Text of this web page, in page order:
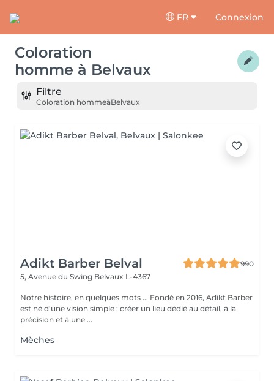
FR Connexion
Coloration
homme à Belvaux
Filtre
Coloration hommeàBelvaux
Adikt Barber Belval
990
5, Avenue du Swing Belvaux L-4367
Notre histoire, en quelques mots ... Fondé en 2016, Adikt Barber
est né d'une vision simple : créer un lieu dédié au détail, à la
précision et à une ...
Mèches